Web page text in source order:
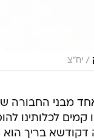
/ יח"צ
מבני החבורה
לכלותינו
בריך הוא